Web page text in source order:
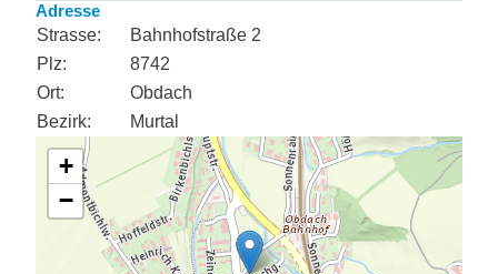
Adresse
Strasse:
Bahnhofstraße 2
Plz:
8742
Ort:
Obdach
Bezirk:
Murtal